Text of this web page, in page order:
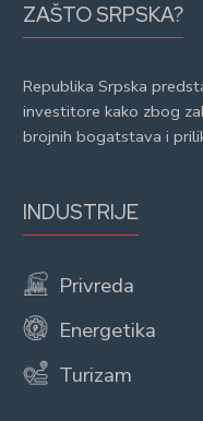
ZAŠTO SRPSKA?
Republika Srpska
investitore kako zbog
brojnih bogatstava i
INDUSTRIJE
Privreda
Energetika
Turizam